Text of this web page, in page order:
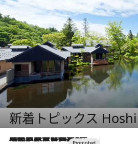
新着トピックス
2026.7.31
【ホテル帰省】という選択肢をOMOが提案。家族とほどよい距離を保つには「昼は実家、夜は気兼ねなくホテルで！」